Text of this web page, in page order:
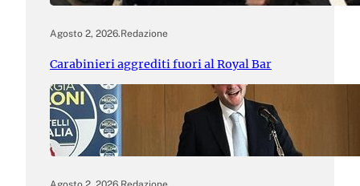
Agosto 2, 2026.Redazione
Carabinieri aggrediti fuori al Royal Bar